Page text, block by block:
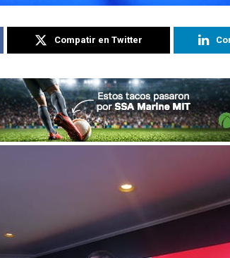
Compatir en Twitter